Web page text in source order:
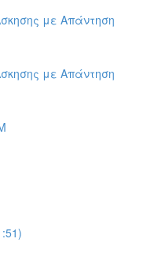
με Απάντηση
με Απάντηση